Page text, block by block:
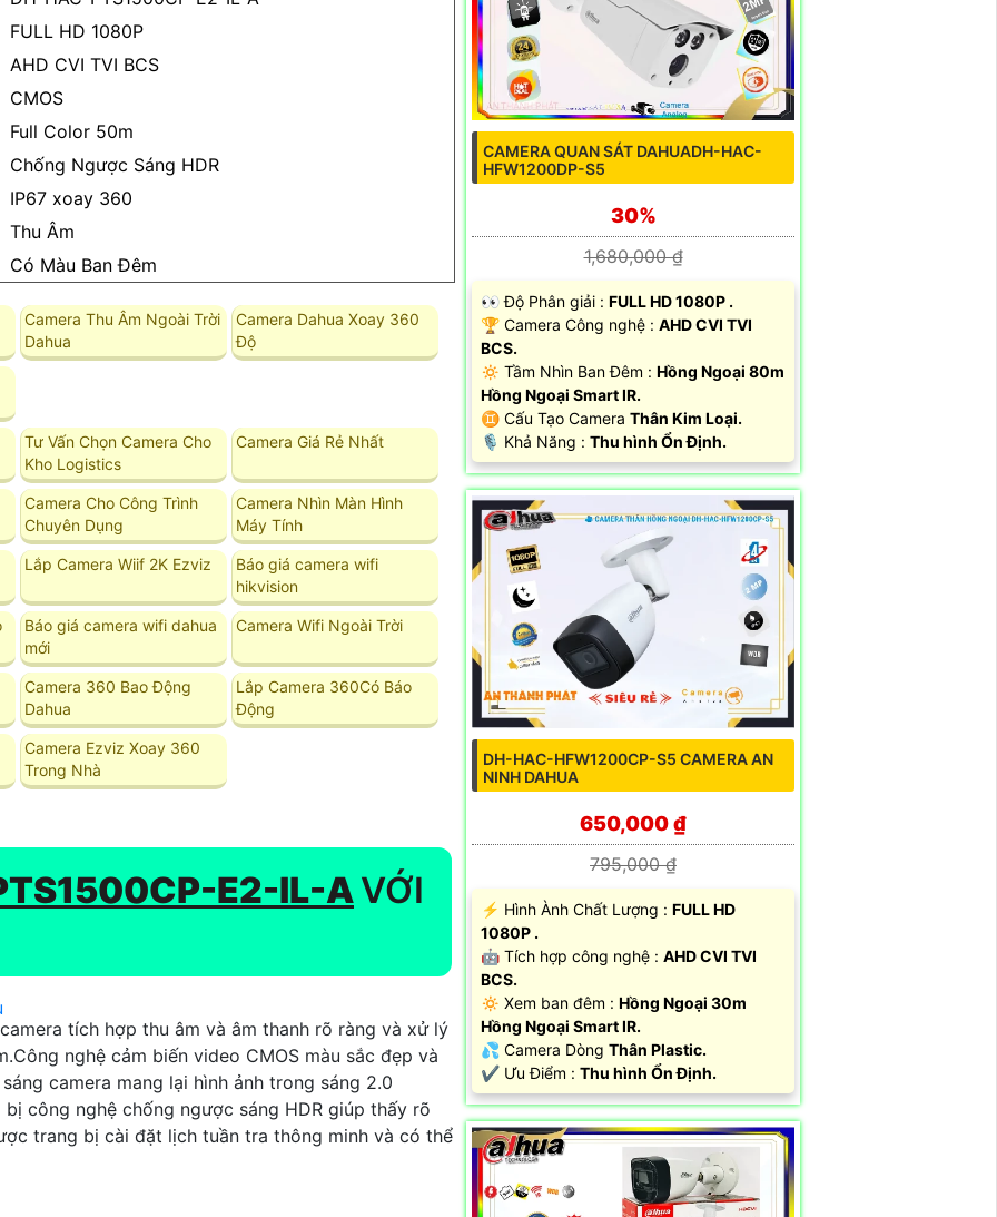
FULL HD 1080P
AHD CVI TVI BCS
CMOS
Full Color 50m
Chống Ngược Sáng HDR
IP67 xoay 360
Thu Âm
Có Màu Ban Ðêm
Camera Thu Âm Ngoài Trời
Dahua
Camera Dahua Xoay 360
Độ
Tư Vấn Chọn Camera Cho
Kho Logistics
Camera Giá Rẻ Nhất
Camera Cho Công Trình
Chuyên Dụng
Camera Nhìn Màn Hình
Máy Tính
Lắp Camera Wiif 2K Ezviz
Báo giá camera wifi
hikvision
Báo giá camera wifi dahua
mới
Camera Wifi Ngoài Trời
Camera 360 Bao Động
Dahua
Lắp Camera 360Có Báo
Động
Camera Ezviz Xoay 360
Trong Nhà
E2-IL-AVỚI
tích hợp thu âm và âm thanh rõ ràng và xử lý
nghệ cảm biến video CMOS màu sắc đẹp và
camera mang lại hình ảnh trong sáng 2.0
công nghệ chống ngược sáng HDR giúp thấy rõ
trang bị cài đặt lịch tuần tra thông minh và có thể
CAMERA QUAN SÁT DAHUADH-HAC-
HFW1200DP-S5
30%
1,680,000 ₫
️👀 Độ Phân giải : FULL HD 1080P .
🏆 Camera Công nghệ : AHD CVI TVI
BCS.
🔅 Tầm Nhìn Ban Đêm : Hồng Ngoại 80m
Hồng Ngoại Smart IR.
♊ Cấu Tạo Camera Thân Kim Loại.
️🎙 Khả Năng : Thu hình Ổn Định.
DH-HAC-HFW1200CP-S5 CAMERA AN
NINH DAHUA
650,000 ₫
795,000 ₫
️⚡ Hình Ành Chất Lượng : FULL HD
1080P .
🤖️ Tích hợp công nghệ : AHD CVI TVI
BCS.
🔅 Xem ban đêm : Hồng Ngoại 30m
Hồng Ngoại Smart IR.
💦 Camera Dòng Thân Plastic.
️✔️ Ưu Điểm : Thu hình Ổn Định.